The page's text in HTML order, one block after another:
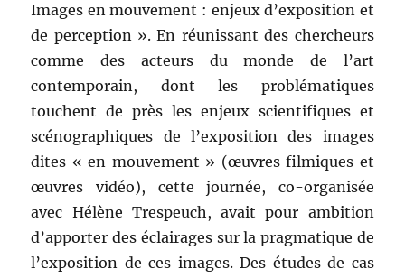
Images en mouvement : enjeux d’exposition et
de perception ». En réunissant des chercheurs
comme des acteurs du monde de l’art
contemporain, dont les problématiques
touchent de près les enjeux scientifiques et
scénographiques de l’exposition des images
dites « en mouvement » (œuvres filmiques et
œuvres vidéo), cette journée, co-organisée
avec Hélène Trespeuch, avait pour ambition
d’apporter des éclairages sur la pragmatique de
l’exposition de ces images. Des études de cas